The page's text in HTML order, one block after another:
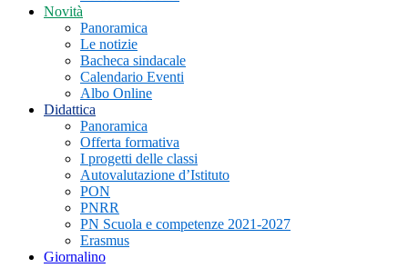
Novità
Panoramica
Le notizie
Bacheca sindacale
Calendario Eventi
Albo Online
Didattica
Panoramica
Offerta formativa
I progetti delle classi
Autovalutazione d’Istituto
PON
PNRR
PN Scuola e competenze 2021-2027
Erasmus
Giornalino